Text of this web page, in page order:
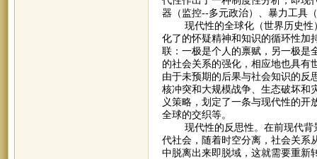
器（监控--多元政治）、暴力工具
现代性的全球化（世界历史性）
化了的怀疑精神和知识的循环性加
联：一极是个人的禀赋，另一极是
的社会关系的强化，相应地也具有
由于未预期的后果与社会知识的反
核冲突和大规模战争、生态破坏和
义策略，划定了一条与现代性的
全球的交织等。
现代性的反思性。在前现代背景
代社会，随着时空分离，社会关系
中脱离出来即脱域，这就需要重新